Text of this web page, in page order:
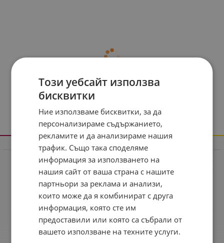
Информация
Реклама в drugstore.bg
Доставка и плащане
Общи условия за ползване
Политиката за поверителност
Политика за използване на бисквитки
Този уебсайт използва
бисквитки
Ние използваме бисквитки, за да
персонализираме съдържанието,
рекламите и да анализираме нашия
трафик. Също така споделяме
информация за използването на
нашия сайт от ваша страна с нашите
партньори за реклама и анализи,
които може да я комбинират с друга
информация, която сте им
предоставили или която са събрали от
вашето използване на техните услуги.